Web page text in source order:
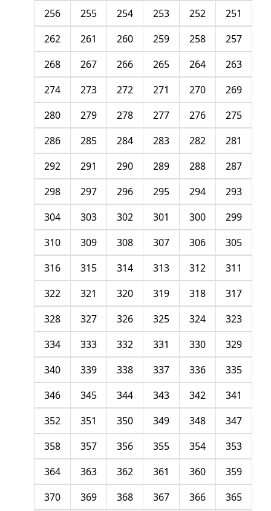
251
252
253
254
255
256
257
258
259
260
261
262
263
264
265
266
267
268
269
270
271
272
273
274
275
276
277
278
279
280
281
282
283
284
285
286
287
288
289
290
291
292
293
294
295
296
297
298
299
300
301
302
303
304
305
306
307
308
309
310
311
312
313
314
315
316
317
318
319
320
321
322
323
324
325
326
327
328
329
330
331
332
333
334
335
336
337
338
339
340
341
342
343
344
345
346
347
348
349
350
351
352
353
354
355
356
357
358
359
360
361
362
363
364
365
366
367
368
369
370